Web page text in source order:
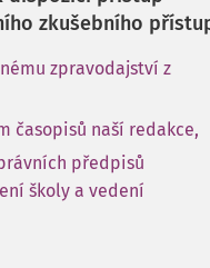
zkušebního
zpravodajství z
časopisů naší redakce,
předpisů
školy a vedení